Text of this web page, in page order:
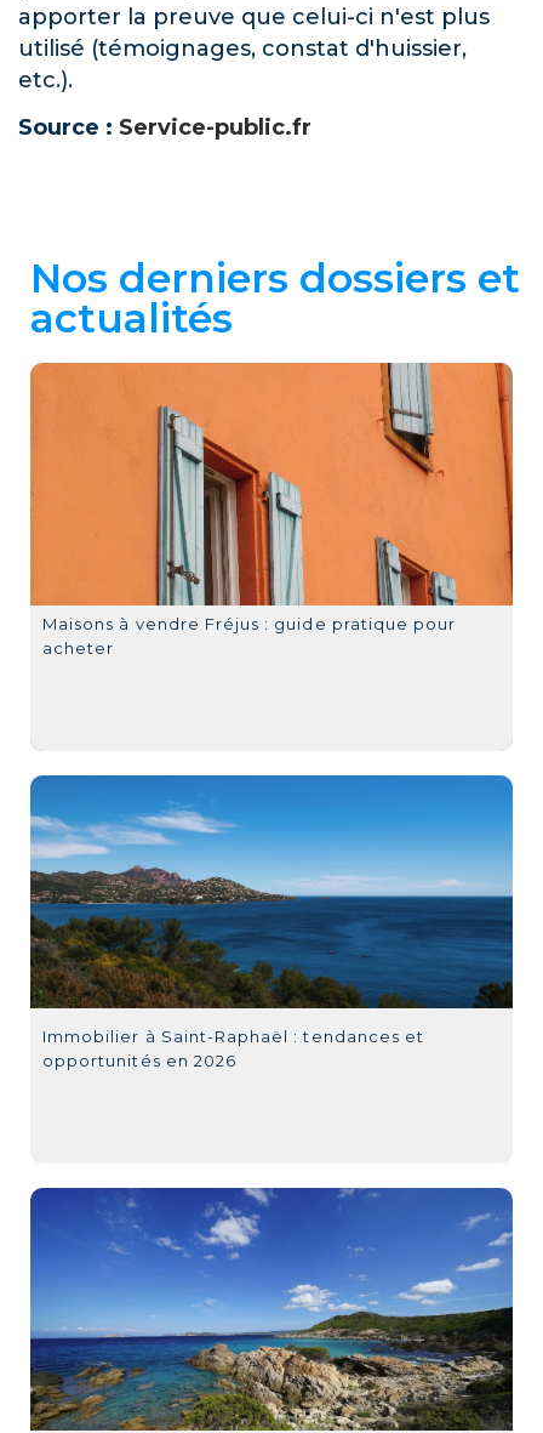
apporter la preuve que celui-ci n'est plus
utilisé (témoignages, constat d'huissier,
etc.).
Source : Service-public.fr
Nos derniers dossiers et
actualités
Maisons à vendre Fréjus : guide pratique pour
acheter
Immobilier à Saint-Raphaël : tendances et
opportunités en 2026